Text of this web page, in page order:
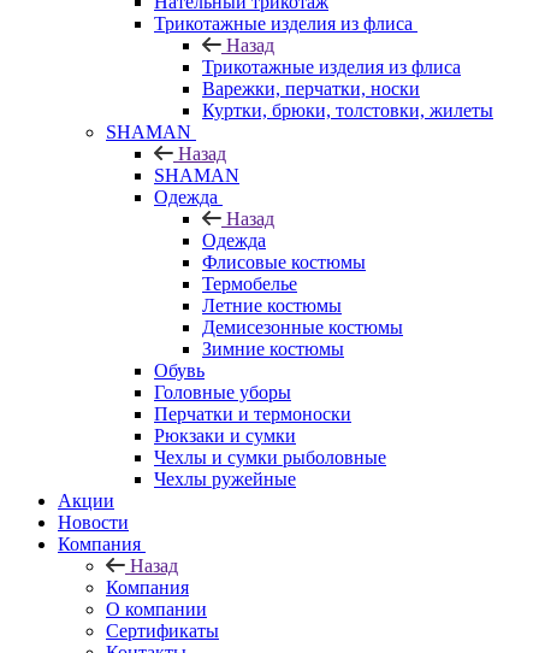
Трикотажные изделия из флиса
Назад
Трикотажные изделия из флиса
Варежки, перчатки, носки
Куртки, брюки, толстовки, жилеты
SHAMAN
Назад
SHAMAN
Одежда
Назад
Одежда
Флисовые костюмы
Термобелье
Летние костюмы
Демисезонные костюмы
Зимние костюмы
Обувь
Головные уборы
Перчатки и термоноски
Рюкзаки и сумки
Чехлы и сумки рыболовные
Чехлы ружейные
Акции
Новости
Компания
Назад
Компания
О компании
Сертификаты